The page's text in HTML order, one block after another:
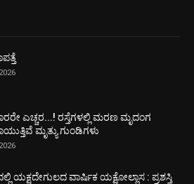
ಎಚ್ಚರ...! ರಸ್ತೆಗಳಲ್ಲಿ ಮರಣ ಮೃದಂಗ
ಮೃತ್ಯು ಗುಂಡಿಗಳು
ಯಕ್ಷದೇಗುಲದ ವಾರ್ಷಿಕ ಯಕ್ಷೋಲ್ಲಾಸ : ಪ್ರಶಸ್ತಿ